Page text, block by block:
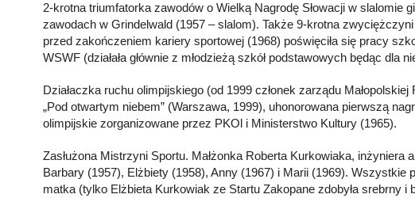
2-krotna triumfatorka zawodów o Wielką Nagrodę Słowacji w
zawodach w Grindelwald (1957 – slalom). Także 9-krotna
przed zakończeniem kariery sportowej (1968) poświęciła się pracy
WSWF (działała głównie z młodzieżą szkół podstawowych będąc
Działaczka ruchu olimpijskiego (od 1999 członek zarządu
„Pod otwartym niebem” (Warszawa, 1999), uhonorowana pierwszą
olimpijskie zorganizowane przez PKOl i Ministerstwo Kultury (1965).
Zasłużona Mistrzyni Sportu. Małżonka Roberta Kurkowiaka,
Barbary (1957), Elżbiety (1958), Anny (1967) i Marii (1969). Wszystkie
matka (tylko Elżbieta Kurkowiak ze Startu Zakopane zdobyła srebrny